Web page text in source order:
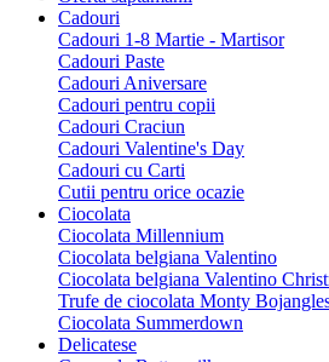
Cadouri
Cadouri 1-8 Martie - Martisor
Cadouri Paste
Cadouri Aniversare
Cadouri pentru copii
Cadouri Craciun
Cadouri Valentine's Day
Cadouri cu Carti
Cutii pentru orice ocazie
Ciocolata
Ciocolata Millennium
Ciocolata belgiana Valentino
Ciocolata belgiana Valentino
Trufe de ciocolata Monty
Ciocolata Summerdown
Delicatese